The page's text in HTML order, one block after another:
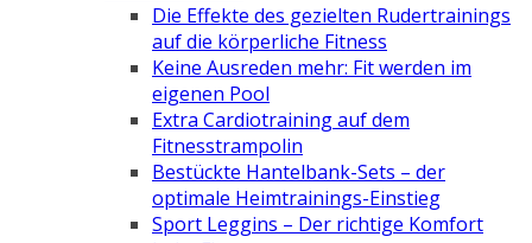
Die Effekte des gezielten Rudertrainings
auf die körperliche Fitness
Keine Ausreden mehr: Fit werden im
eigenen Pool
Extra Cardiotraining auf dem
Fitnesstrampolin
Bestückte Hantelbank-Sets – der
optimale Heimtrainings-Einstieg
Sport Leggins – Der richtige Komfort